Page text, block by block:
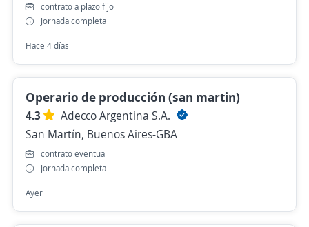
contrato a plazo fijo
Jornada completa
Hace 4 días
Operario de producción (san martin)
4.3
Adecco Argentina S.A.
San Martín, Buenos Aires-GBA
contrato eventual
Jornada completa
Ayer